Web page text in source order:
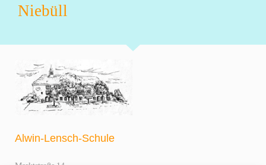
Niebüll
Alwin-Lensch-Schule